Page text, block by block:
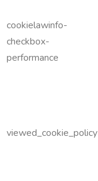
cookielawinfo-
checkbox-
performance
viewed_cookie_policy